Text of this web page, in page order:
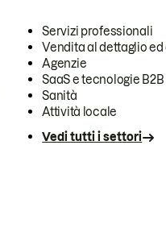
Servizi professionali
Vendita al dettaglio
Agenzie
SaaS e tecnologie B2B
Sanità
Attività locale
Vedi tutti i settori